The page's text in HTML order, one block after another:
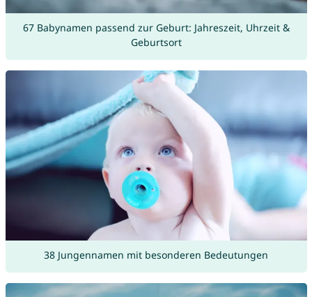
67 Babynamen passend zur Geburt: Jahreszeit, Uhrzeit &
Geburtsort
38 Jungennamen mit besonderen Bedeutungen